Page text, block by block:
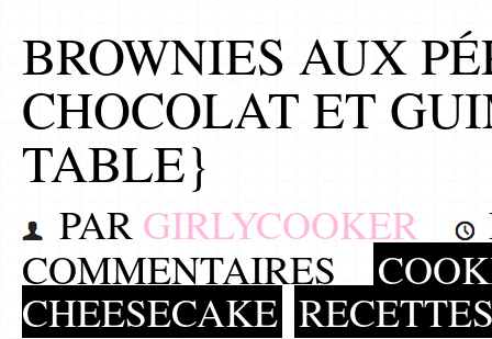
BROWNIES AUX
CHOCOLAT ET
TABLE}
PAR GIRLYCOOKER
COMMENTAIRES
CHEESECAKE